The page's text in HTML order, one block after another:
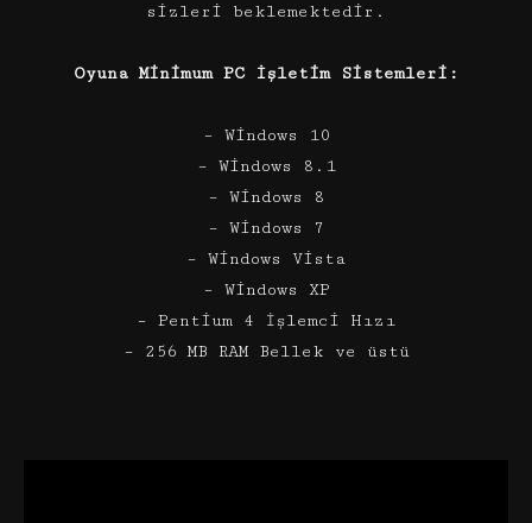
sizleri beklemektedir.
Oyuna Minimum PC İşletim Sistemleri:
– Windows 10
– Windows 8.1
– Windows 8
– Windows 7
– Windows Vista
– Windows XP
– Pentium 4 İşlemci Hızı
– 256 MB RAM Bellek ve üstü